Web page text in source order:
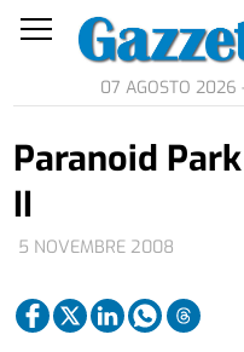
07 AGOSTO 2026
5 NOVEMBRE 2008
Paranoid
II